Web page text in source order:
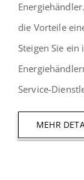
die Vorteile
Steigen Sie
Service-
MEHR